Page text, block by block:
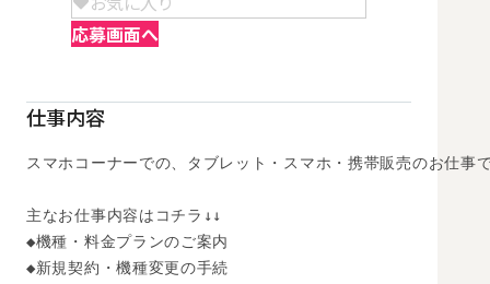
応募画面へ
仕事内容
スマホコーナーでの、タブレット・スマホ・携帯販売のお仕事
主なお仕事内容はコチラ↓↓
◆機種・料金プランのご案内
◆新規契約・機種変更の手続